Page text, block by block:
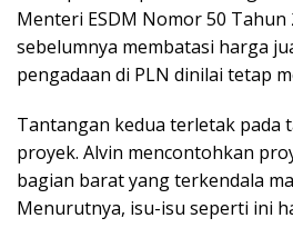
Menteri ESDM Nomor 50 Tahun
sebelumnya membatasi harga
pengadaan di PLN dinilai tetap
Tantangan kedua terletak pada
proyek. Alvin mencontohkan
bagian barat yang terkendala
Menurutnya, isu-isu seperti ini